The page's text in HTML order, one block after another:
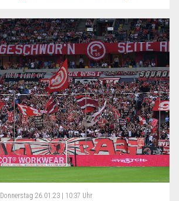
Donnerstag 26.01.23 | 10:37 Uhr